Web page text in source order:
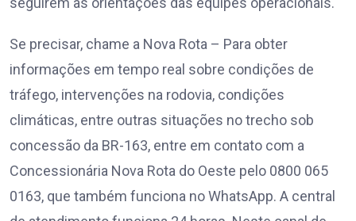
Se precisar, chame a Nova Rota – Para obter
informações em tempo real sobre condições de
tráfego, intervenções na rodovia, condições
climáticas, entre outras situações no trecho sob
concessão da BR-163, entre em contato com a
Concessionária Nova Rota do Oeste pelo 0800 065
0163, que também funciona no WhatsApp. A central